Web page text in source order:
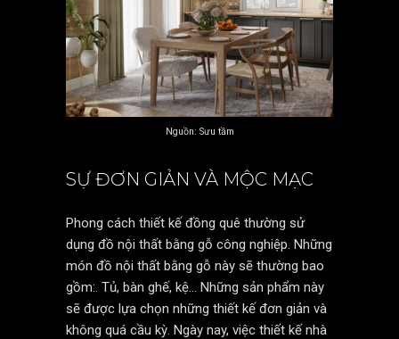
Nguồn: Sưu tầm
SỰ ĐƠN GIẢN VÀ MỘC MẠC
Phong cách thiết kế đồng quê thường sử
dụng đồ nội thất bằng gỗ công nghiệp. Những
món đồ nội thất bằng gỗ này sẽ thường bao
gồm:. Tủ, bàn ghế, kệ… Những sản phẩm này
sẽ được lựa chọn những thiết kế đơn giản và
không quá cầu kỳ. Ngày nay, việc thiết kế nhà